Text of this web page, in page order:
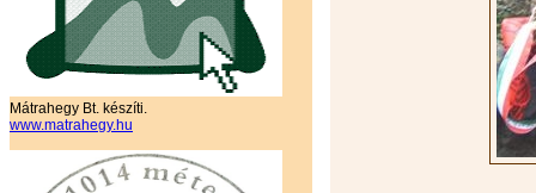
Mátrahegy Bt. készíti.
www.matrahegy.hu